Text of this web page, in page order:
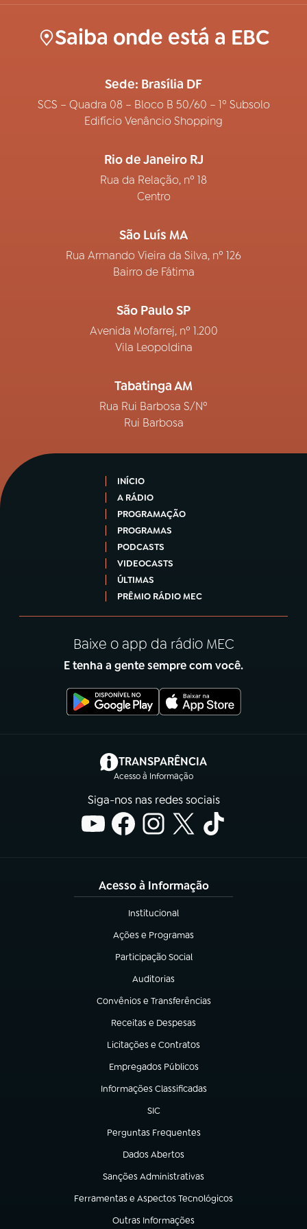
Saiba onde está a EBC
Sede: Brasília DF
SCS – Quadra 08 – Bloco B 50/60 – 1º Subsolo
Edifício Venâncio Shopping
Rio de Janeiro RJ
Rua da Relação, nº 18
Centro
São Luís MA
Rua Armando Vieira da Silva, nº 126
Bairro de Fátima
São Paulo SP
Avenida Mofarrej, nº 1.200
Vila Leopoldina
Tabatinga AM
Rua Rui Barbosa S/Nº
Rui Barbosa
INÍCIO
A RÁDIO
PROGRAMAÇÃO
PROGRAMAS
PODCASTS
VIDEOCASTS
ÚLTIMAS
PRÊMIO RÁDIO MEC
Baixe o app da rádio MEC
E tenha a gente sempre com você.
TRANSPARÊNCIA
Acesso à Informação
(abre em nova aba)
Siga-nos nas redes sociais
Acesso à Informação
Institucional
(abre em nova aba)
Ações e Programas
(abre em nova aba)
Participação Social
(abre em nova aba)
Auditorias
(abre em nova aba)
Convênios e Transferências
(abre em nova aba)
Receitas e Despesas
(abre em nova aba)
Licitações e Contratos
(abre em nova aba)
Empregados Públicos
(abre em nova aba)
Informações Classificadas
(abre em nova aba)
SIC
(abre em nova aba)
Perguntas Frequentes
(abre em nova aba)
Dados Abertos
(abre em nova aba)
Sanções Administrativas
(abre em nova aba)
Ferramentas e Aspectos Tecnológicos
(abre em nova aba)
Outras Informações
(abre em nova aba)